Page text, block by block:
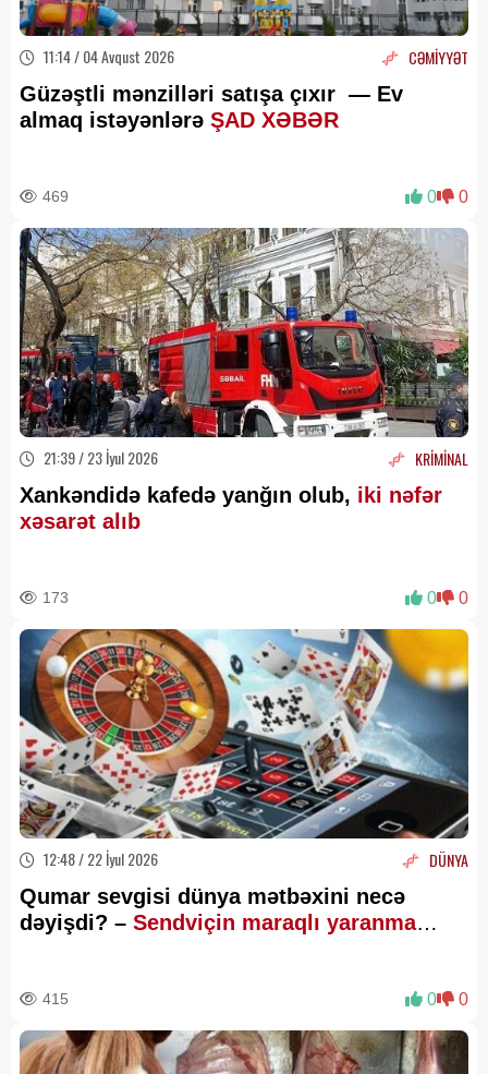
11:14 / 04 Avqust 2026 CƏMİYYƏT
Güzəştli mənzilləri satışa çıxır — Ev
almaq istəyənlərə ŞAD XƏBƏR
469 0 0
21:39 / 23 İyul 2026 KRİMİNAL
Xankəndidə kafedə yanğın olub, iki nəfər
xəsarət alıb
173 0 0
12:48 / 22 İyul 2026 DÜNYA
Qumar sevgisi dünya mətbəxini necə
dəyişdi? – Sendviçin maraqlı yaranma
415 0 0